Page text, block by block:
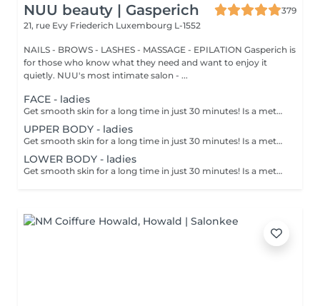
NUU beauty | Gasperich
379
21, rue Evy Friederich Luxembourg L-1552
NAILS - BROWS - LASHES - MASSAGE - EPILATION Gasperich is
for those who know what they need and want to enjoy it
quietly. NUU's most intimate salon - ...
FACE - ladies
Get smooth skin for a long time in just 30 minutes! Is a method of hair removal when your hair is pulled out with warm wax with the hair follicle. How is wax epilation done? - preparation is performed - wax is applied - depilation is performed - wax residue is removed Age restrictions: recommended to do from 14 years. Post procedure recommendations: do not take hot bath, do not visit sauna, do not swim in the pool for 12 hours after the procedure - it can cause irritation. Frequency: once in 4 weeks.
UPPER BODY - ladies
Get smooth skin for a long time in just 30 minutes! Is a method of hair removal when your hair is pulled out with warm wax with the hair follicle. How is wax epilation done? - preparation is performed - wax is applied - depilation is performed - wax residue is removed Age restrictions: recommended to do from 14 years. Post procedure recommendations: do not take hot bath, do not visit sauna, do not swim in the pool for 12 hours after the procedure - it can cause irritation. Frequency: once in 4 weeks.
LOWER BODY - ladies
Get smooth skin for a long time in just 30 minutes! Is a method of hair removal when your hair is pulled out with warm wax with the hair follicle. How is wax epilation done? - preparation is performed - wax is applied - depilation is performed - wax residue is removed Age restrictions: recommended to do from 14 years. Post procedure recommendations: do not take hot bath, do not visit sauna, do not swim in the pool for 12 hours after the procedure - it can cause irritation. Frequency: once in 4 weeks.